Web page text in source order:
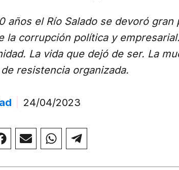
años el Río Salado se devoró
la corrupción política y
La vida que dejó de ser. La
resistencia organizada.
24/04/2023
Compartir
en
Compartir
en
Compartir
en
Compartir
en